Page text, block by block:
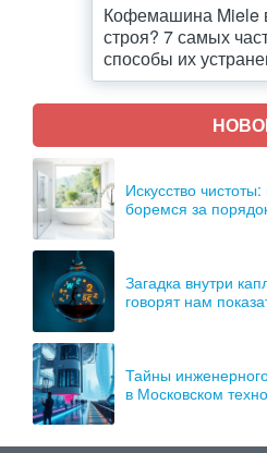
Кофемашина Miele
строя? 7 самых
способы их
Искусство
боремся за
Загадка внутри
говорят нам
Тайны
в Московском